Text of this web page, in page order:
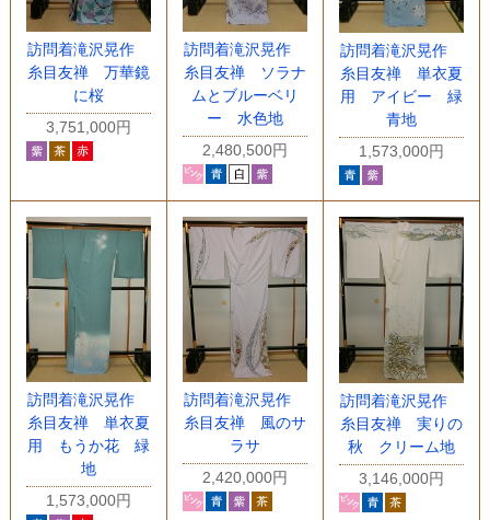
訪問着滝沢晃作
糸目友禅 万華鏡
に桜
3,751,000円
訪問着滝沢晃作
糸目友禅 ソラナ
ムとブルーベリ
ー 水色地
2,480,500円
訪問着滝沢晃作
糸目友禅 単衣夏
用 アイビー 緑
青地
1,573,000円
訪問着滝沢晃作
糸目友禅 単衣夏
用 もうか花 緑
地
1,573,000円
訪問着滝沢晃作
糸目友禅 風のサ
ラサ
2,420,000円
訪問着滝沢晃作
糸目友禅 実りの
秋 クリーム地
3,146,000円